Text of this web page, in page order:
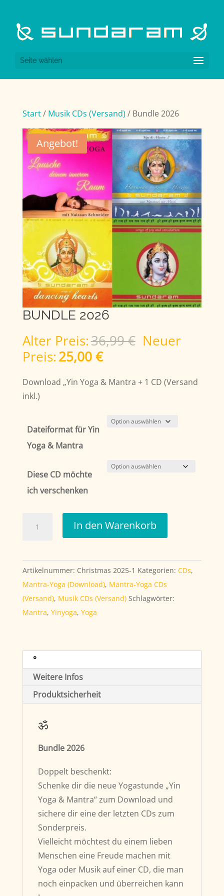
Seite wählen
Start/ Musik CDs (Versand) / Bundle 2026
Angebot!
BUNDLE 2026
Alter Preis:36,99€
36,99 €
Neuer
Preis:25,00€Aktueller
ist:
Download „Yin Yoga & Mantra + 1 CD (Versand
inkl.)
Dateiformat für Yin
Yoga & Mantra
Diese CD möchte
ich verschenken
In den Warenkorb
Artikelnummer: Christmas 2025-1 Kategorien: CDs,
Mantra-Yoga (Download), Mantra-Yoga CDs
(Versand), Musik CDs (Versand) Schlagwörter:
Mantra, Yinyoga, Yoga
°
Weitere Infos
Produktsicherheit
ॐ
Bundle 2026
Doppelt beschenkt:
Schenke dir die neue Yogastunde „Yin
Yoga & Mantra“ zum Download und
sichere dir eine der letzten CDs zum
Sonderpreis.
Vielleicht möchtest du einem lieben
Menschen eine Freude machen mit
Yoga oder Musik auf einer CD, die man
noch einpacken und überreichen kann